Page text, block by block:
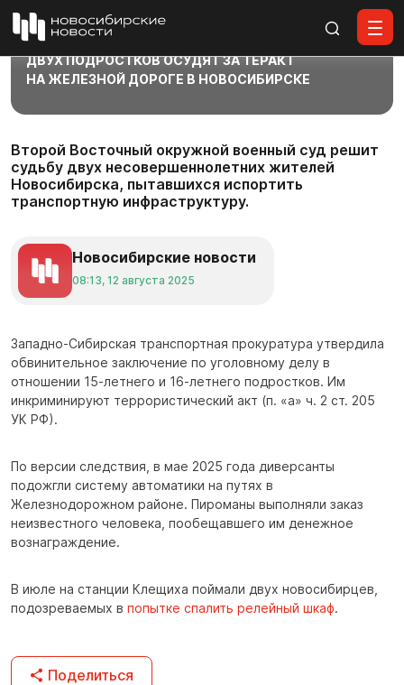
ДВУХ ПОДРОСТКОВ ОСУДЯТ ЗА ТЕРАКТ
НА ЖЕЛЕЗНОЙ ДОРОГЕ В НОВОСИБИРСКЕ
Второй Восточный окружной военный суд решит
судьбу двух несовершеннолетних жителей
Новосибирска, пытавшихся испортить
транспортную инфраструктуру.
Новосибирские новости
08:13, 12 августа 2025
Западно-Сибирская транспортная прокуратура утвердила
обвинительное заключение по уголовному делу в
отношении 15-летнего и 16-летнего подростков. Им
инкриминируют террористический акт (п. «а» ч. 2 ст. 205
УК РФ).
По версии следствия, в мае 2025 года диверсанты
подожгли систему автоматики на путях в
Железнодорожном районе. Пироманы выполняли заказ
неизвестного человека, пообещавшего им денежное
вознаграждение.
В июле на станции Клещиха поймали двух новосибирцев,
подозреваемых в попытке спалить релейный шкаф.
Поделиться